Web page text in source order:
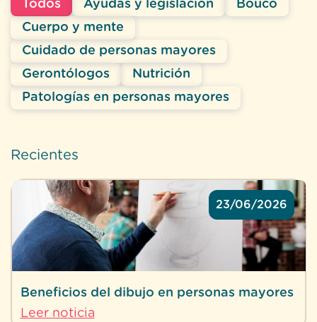
Todos Ayudas y legislación
Bouco
Cuerpo y mente
Cuidado de personas mayores
Gerontólogos
Nutrición
Patologías en personas mayores
Recientes
23/06/2026
Beneficios del dibujo en personas mayores
Leer noticia